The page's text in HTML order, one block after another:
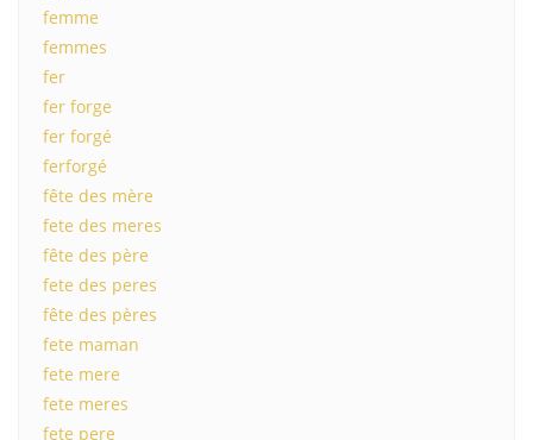
femme
femmes
fer
fer forge
fer forgé
ferforgé
fête des mère
fete des meres
fête des père
fete des peres
fête des pères
fete maman
fete mere
fete meres
fete pere